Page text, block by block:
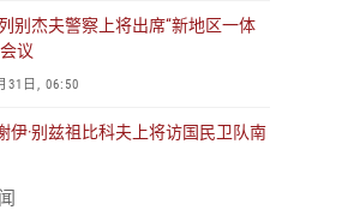
别杰夫警察上将出席“新地区一体
议
31日, 06:50
伊·别兹祖比科夫上将访国民卫队南
30日, 10:29